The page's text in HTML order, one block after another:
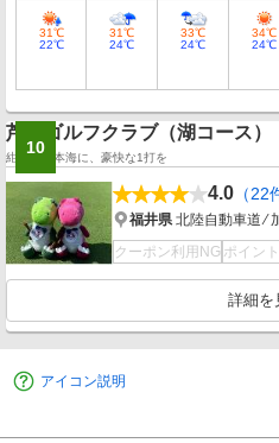
31℃
22℃
31℃
24℃
33℃
24℃
34℃
24℃
10
芦原ゴルフクラブ（湖コース）
紺碧の日本海に、豪快な1打を
4.0 （22
福井県北陸自動車道 ⁄
クーポン利用NG ポイン
詳細を
アイコン説明